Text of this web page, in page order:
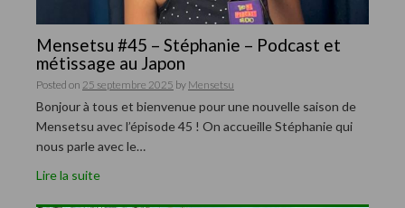
Mensetsu #45 – Stéphanie – Podcast et
métissage au Japon
Posted on 25 septembre 2025 by Mensetsu
Bonjour à tous et bienvenue pour une nouvelle saison de
Mensetsu avec l’épisode 45 ! On accueille Stéphanie qui
nous parle avec le…
Lire la suite